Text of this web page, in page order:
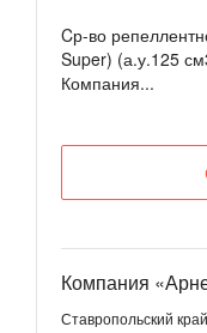
Cр-во
Super) (а.у.125
Компания...
Компания
Ставропольский